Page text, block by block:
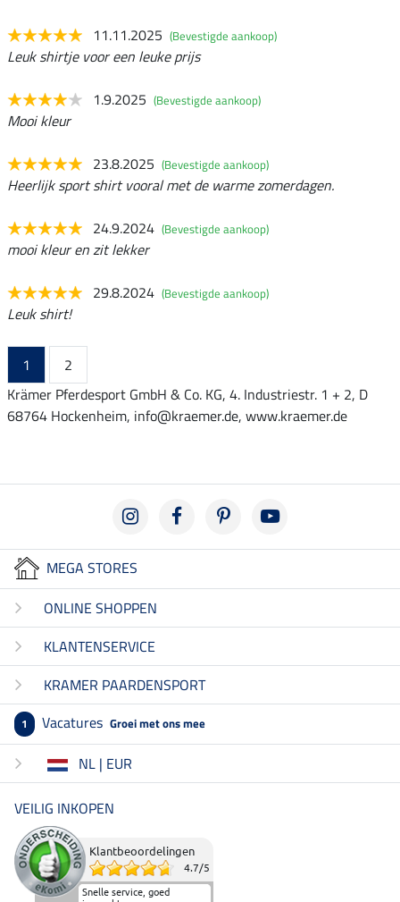
11.11.2025 (Bevestigde aankoop)
Leuk shirtje voor een leuke prijs
1.9.2025 (Bevestigde aankoop)
Mooi kleur
23.8.2025 (Bevestigde aankoop)
Heerlijk sport shirt vooral met de warme zomerdagen.
24.9.2024 (Bevestigde aankoop)
mooi kleur en zit lekker
29.8.2024 (Bevestigde aankoop)
Leuk shirt!
1
2
Krämer Pferdesport GmbH & Co. KG, 4. Industriestr. 1 + 2, D
68764 Hockenheim, info@kraemer.de, www.kraemer.de
MEGA STORES
ONLINE SHOPPEN
KLANTENSERVICE
KRAMER PAARDENSPORT
1 Vacatures Groei met ons mee
NL | EUR
VEILIG INKOPEN
Klantbeoordelingen
4.7/5
Snelle service, goed